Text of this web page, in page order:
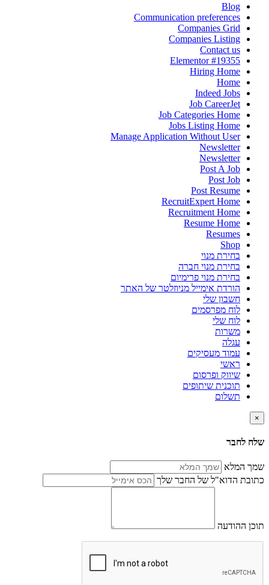
Blog
Communication preferences
Companies Grid
Companies Listing
Contact us
Elementor #19355
Hiring Home
Home
Indeed Jobs
Job CareerJet
Job Categories Home
Jobs Listing Home
Manage Application Without User
Newsletter
Newsletter
Post A Job
Post Job
Post Resume
RecruitExpert Home
Recruitment Home
Resume Home
Resumes
Shop
בחירת מנוי
בחירת מנוי חברה
בחירת מנוי פרימיום
הורדת אימייל מניוזלטר של האתר
חשבון שלי
לוח מפרסמים
לוח שלי
משרות
עגלה
עמוד מעסיקים
ראשי
שיווק ופרסום
תוכנית שיתופים
תשלום
×
שלח לחבר
שמך המלא
כתובת הדוא"ל של החבר שלך
תוכן ההודעה